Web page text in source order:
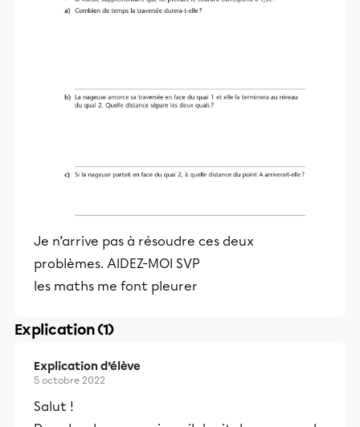
Je n’arrive pas à résoudre ces deux
problèmes. AIDEZ-MOI SVP
les maths me font pleurer
Explication (1)
Explication d’élève
5 octobre 2022
Salut !